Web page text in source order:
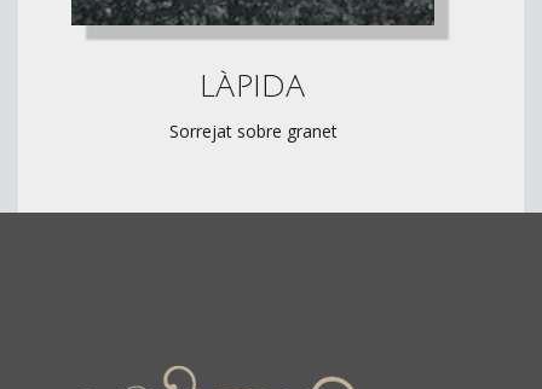
LÀPIDA
Sorrejat sobre granet